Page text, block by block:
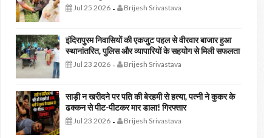
Jul 25 2026- Brijesh Srivastava
इंदिरापुरम निवासियों की एकजुट पहल से वीरवार बाजार हुआ
स्थानांतरित, पुलिस और व्यापारियों के सहयोग से मिली सफलता
Jul 23 2026- Brijesh Srivastava
साड़ी न खरीदने पर पति की बेरहमी से हत्या, पत्नी ने कुकर के
ढक्कन से पीट-पीटकर मार डाला! गिरफ्तार
Jul 23 2026- Brijesh Srivastava